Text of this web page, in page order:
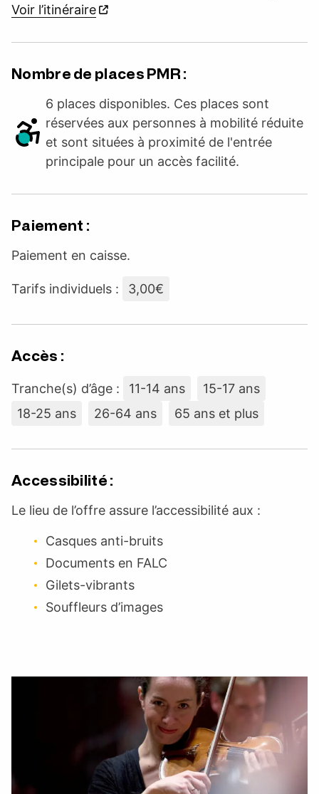
Voir l’itinéraire
Nombre de places PMR :
6 places disponibles. Ces places sont
réservées aux personnes à mobilité réduite
et sont situées à proximité de l'entrée
principale pour un accès facilité.
Paiement :
Paiement en caisse.
Tarifs individuels : 3,00€
Accès :
Tranche(s) d’âge : 11-14 ans
15-17 ans
18-25 ans
26-64 ans 65 ans et plus
Accessibilité :
Le lieu de l’offre assure l’accessibilité aux :
Casques anti-bruits
Documents en FALC
Gilets-vibrants
Souffleurs d’images